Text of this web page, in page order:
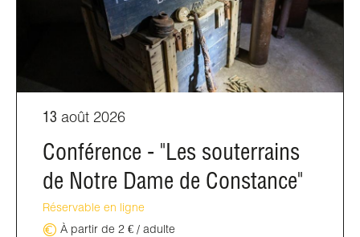
13 août 2026
Conférence - "Les souterrains
de Notre Dame de Constance"
Réservable en ligne
À partir de 2 € / adulte